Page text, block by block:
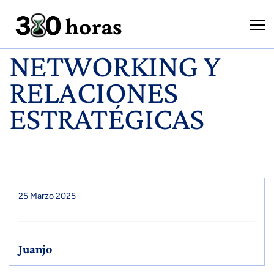
NETWORKING Y
RELACIONES
ESTRATÉGICAS
25 Marzo 2025
Juanjo